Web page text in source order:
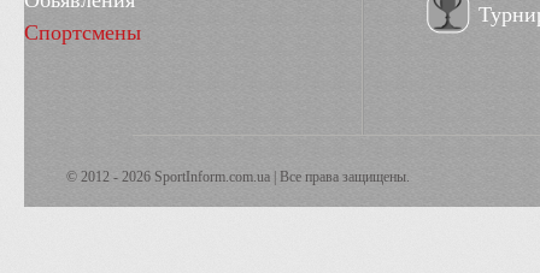
Спортсмены
© 2012 - 2026 SportInform.com.ua | Все права защищены.